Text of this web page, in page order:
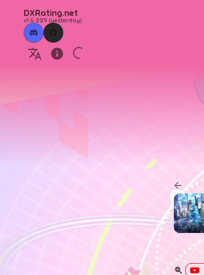
DXRating.net
v1.6.229 (yesterday)